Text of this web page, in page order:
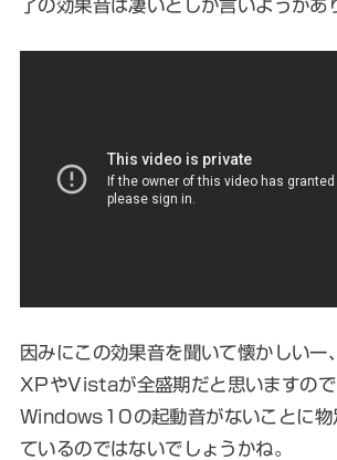
了の効果音は凄いとしか言いようがあ
因みにこの効果音を聞いて懐かしいー
XPやVistaが全盛期だと思いますので
Windows10の起動音がないことに物
ているのではないでしょうかね。